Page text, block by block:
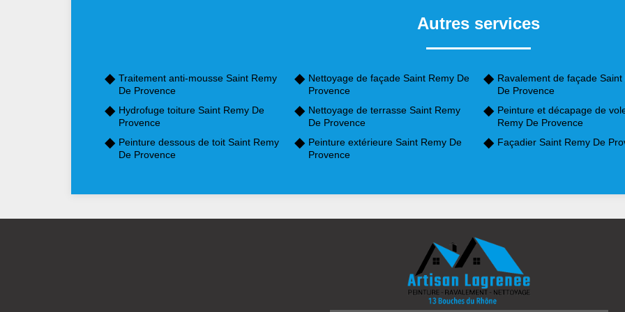
Autres services
Traitement anti-mousse Saint Remy
De Provence
Hydrofuge toiture Saint Remy De
Provence
Peinture dessous de toit Saint Remy
De Provence
Nettoyage de façade Saint Remy De
Provence
Nettoyage de terrasse Saint Remy
De Provence
Peinture extérieure Saint Remy De
Provence
Ravalement de façade Saint
De Provence
Peinture et décapage de
Remy De Provence
Façadier Saint Remy De